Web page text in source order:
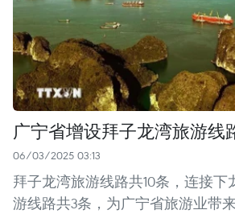
广宁省增设拜子龙湾旅游线
06/03/2025 03:13
拜子龙湾旅游线路共10条，连接下
游线路共3条，为广宁省旅游业带